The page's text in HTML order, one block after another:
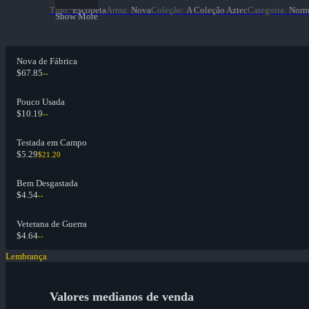
Show More
Tipo: EscopetaArma: NovaColeção: A Coleção AztecCategoria:
Nova de Fábrica
$67.85--
Pouco Usada
$10.19--
Testada em Campo
$5.29$21.20
Bem Desgastada
$4.54--
Veterana de Guerra
$4.64--
Lembrança
Valores medianos de venda